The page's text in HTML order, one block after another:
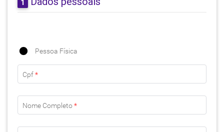
1
Pessoa Física
Cpf*
Nome Completo*